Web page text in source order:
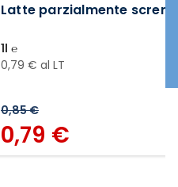
Latte parzialmente
1l ℮
0,79 € al LT
0,85 €
0,79 €